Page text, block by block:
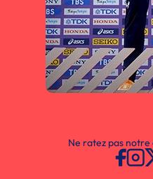
Ne ratez pas notre